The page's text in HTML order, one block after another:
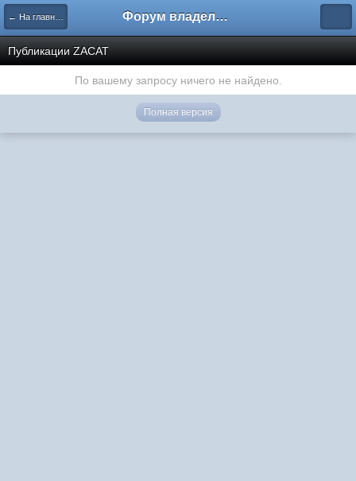
← На главную Форум владельцев интернет-магазинов
Публикации ZACAT
По вашему запросу ничего не найдено.
Полная версия